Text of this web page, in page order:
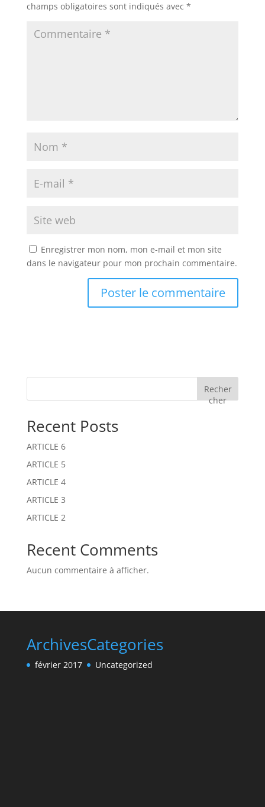
champs obligatoires sont indiqués avec *
Enregistrer mon nom, mon e-mail et mon site
dans le navigateur pour mon prochain commentaire.
Recher
cher
Recent Posts
ARTICLE 6
ARTICLE 5
ARTICLE 4
ARTICLE 3
ARTICLE 2
Recent Comments
Aucun commentaire à afficher.
Archives
février 2017
Categories
Uncategorized